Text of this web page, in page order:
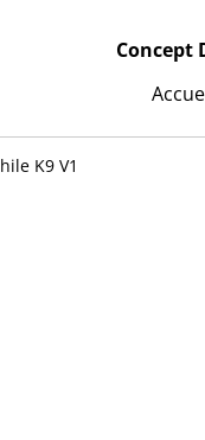
Concept
K9 V1